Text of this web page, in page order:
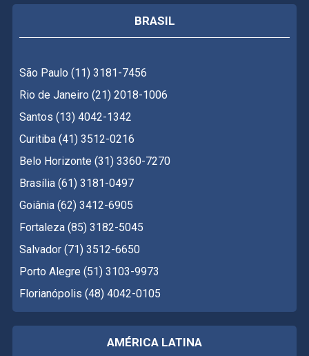
BRASIL
São Paulo (11) 3181-7456
Rio de Janeiro (21) 2018-1006
Santos (13) 4042-1342
Curitiba (41) 3512-0216
Belo Horizonte (31) 3360-7270
Brasília (61) 3181-0497
Goiânia (62) 3412-6905
Fortaleza (85) 3182-5045
Salvador (71) 3512-6650
Porto Alegre (51) 3103-9973
Florianópolis (48) 4042-0105
AMÉRICA LATINA